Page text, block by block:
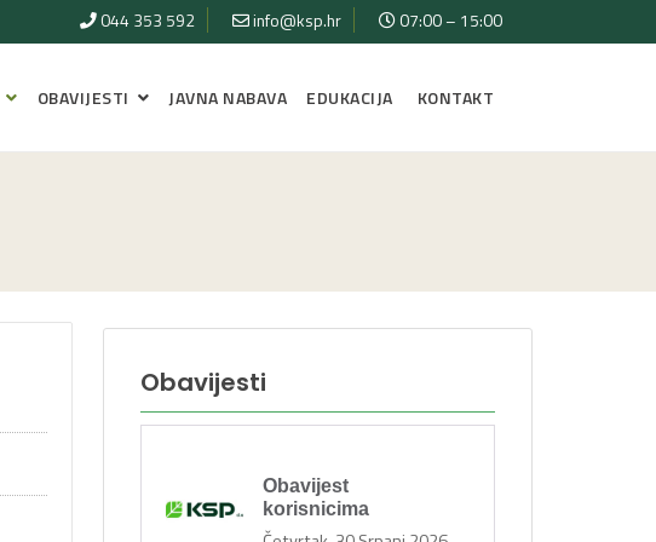
044 353 592 info@ksp.hr 07:00 – 15:00
OBAVIJESTI JAVNA NABAVA EDUKACIJA KONTAKT
Obavijesti
Obavijest
korisnicima